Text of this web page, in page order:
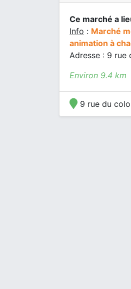
Ce marché a
Info : Marché
animation à
Adresse : 9 rue
Environ 9.4 km
9 rue du